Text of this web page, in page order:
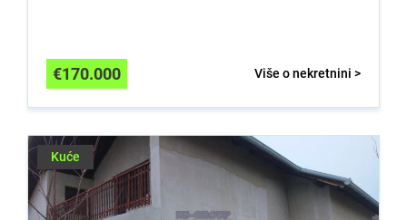
Više o nekretnini >
€170.000
Kuće